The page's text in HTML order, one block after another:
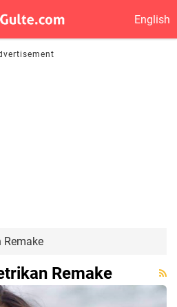
English
Remake
Remake